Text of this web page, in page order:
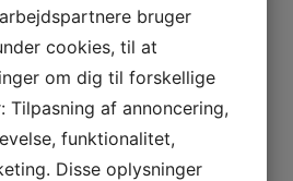
aftale.
større ordrer
bruger
cookies, til at
om dig til forskellige
Tilpasning af annoncering,
funktionalitet,
Disse oplysninger